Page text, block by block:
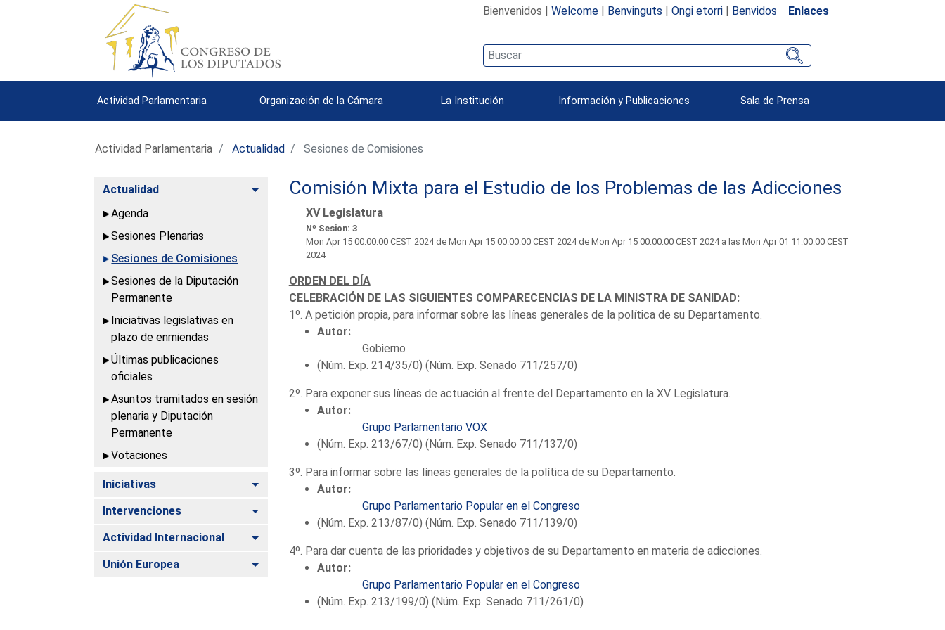
Bienvenidos | Welcome| Benvinguts | Ongi etorri| Benvidos Enlaces
Actividad Parlamentaria Organización de la Cámara La Institución Información y Publicaciones Sala de Prensa
Actividad Parlamentaria Actualidad Sesiones de Comisiones
Actualidad
Alternar
Agenda
Sesiones Plenarias
Sesiones de Comisiones
Sesiones de la Diputación
Permanente
Iniciativas legislativas en
plazo de enmiendas
Últimas publicaciones
oficiales
Asuntos tramitados en sesión
plenaria y Diputación
Permanente
Votaciones
Iniciativas Alternar
Intervenciones Alternar
Actividad Internacional Alternar
Unión Europea Alternar
Comisión Mixta para el Estudio de los Problemas de las Adicciones
XV Legislatura
Nº Sesion: 3
Mon Apr 15 00:00:00 CEST 2024de Mon Apr 15 00:00:00 CEST 2024 de Mon Apr 15 00:00:00 CEST 2024 a las Mon Apr 01 11:00:00 CEST
2024
ORDEN DEL DÍA
CELEBRACIÓN DE LAS SIGUIENTES COMPARECENCIAS DE LA MINISTRA DE SANIDAD:
1º. A petición propia, para informar sobre las líneas generales de la política de su Departamento.
Autor:
Gobierno
(Núm. Exp. 214/35/0) (Núm. Exp. Senado 711/257/0)
2º. Para exponer sus líneas de actuación al frente del Departamento en la XV Legislatura.
Autor:
Grupo Parlamentario VOX
(Núm. Exp. 213/67/0) (Núm. Exp. Senado 711/137/0)
3º. Para informar sobre las líneas generales de la política de su Departamento.
Autor:
Grupo Parlamentario Popular en el Congreso
(Núm. Exp. 213/87/0) (Núm. Exp. Senado 711/139/0)
4º. Para dar cuenta de las prioridades y objetivos de su Departamento en materia de adicciones.
Autor:
Grupo Parlamentario Popular en el Congreso
(Núm. Exp. 213/199/0) (Núm. Exp. Senado 711/261/0)